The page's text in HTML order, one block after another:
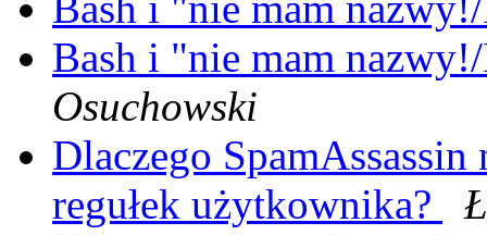
Bash i "nie mam
Osuchowski
Dlaczego SpamAssassin
regułek użytkownika?